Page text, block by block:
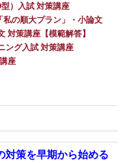
）入試 対策講座
私の順大プラン」・小論文
対策講座【模範解答】
ング入試 対策講座
座
対策を早期から始める